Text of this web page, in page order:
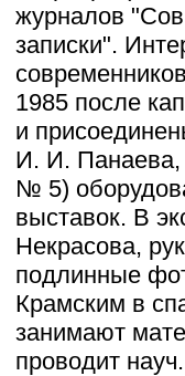
журналов
записки".
1985 после
и
И. И. Панаева,
№ 5)
выставок. В
Некрасова,
подлинные
Крамским в
занимают
проводит